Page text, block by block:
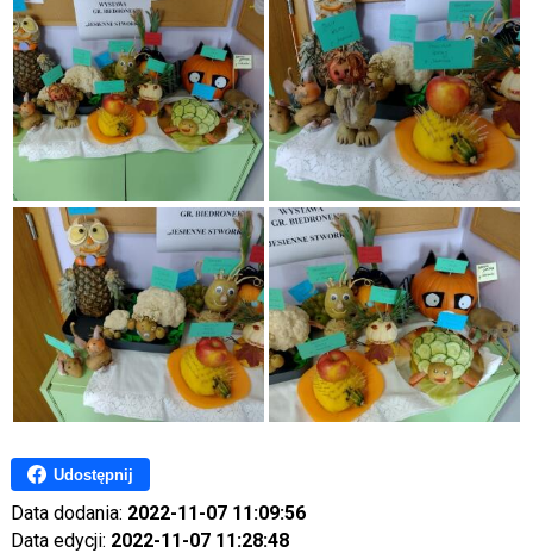
Udostępnij
Data dodania: 2022-11-07 11:09:56
Data edycji: 2022-11-07 11:28:48